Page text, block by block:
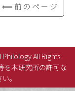
⟸前のページ
All Rights
を本研究所の許可な
。